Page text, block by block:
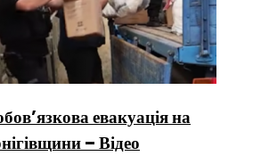
евакуація на
– Відео